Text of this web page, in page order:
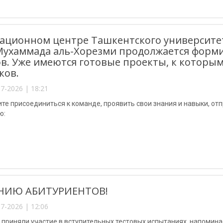
центре Ташкентского
аль-Хорезми продолжается
Уже имеются готовые проекты, к
2026 | 18:21
присоединиться к команде, проявить свои знания и навыки,
АБИТУРИЕНТОВ!
2026 | 12:06